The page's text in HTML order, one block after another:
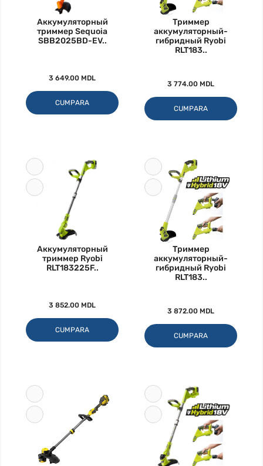
Аккумуляторный
триммер Sequoia
SBB2025BD-EV..
3 649.00 MDL
CUMPARA
Триммер
аккумуляторный-
гибридный Ryobi
RLT183..
3 774.00 MDL
CUMPARA
Аккумуляторный
триммер Ryobi
RLT183225F..
3 852.00 MDL
CUMPARA
Триммер
аккумуляторный-
гибридный Ryobi
RLT183..
3 872.00 MDL
CUMPARA